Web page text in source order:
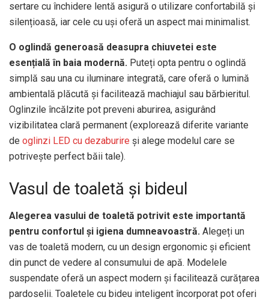
sertare cu închidere lentă asigură o utilizare confortabilă și
silențioasă, iar cele cu uși oferă un aspect mai minimalist.
O oglindă generoasă deasupra chiuvetei este
esențială în baia modernă. Puteți opta pentru o oglindă
simplă sau una cu iluminare integrată, care oferă o lumină
ambientală plăcută și facilitează machiajul sau bărbieritul.
Oglinzile încălzite pot preveni aburirea, asigurând
vizibilitatea clară permanent (explorează diferite variante
de oglinzi LED cu dezaburire și alege modelul care se
potrivește perfect băii tale).
Vasul de toaletă și bideul
Alegerea vasului de toaletă potrivit este importantă
pentru confortul și igiena dumneavoastră. Alegeți un
vas de toaletă modern, cu un design ergonomic și eficient
din punct de vedere al consumului de apă. Modelele
suspendate oferă un aspect modern și facilitează curățarea
pardoselii. Toaletele cu bideu inteligent încorporat pot oferi